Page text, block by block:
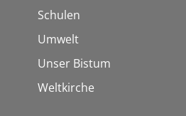
Schulen
Umwelt
Unser Bistum
Weltkirche